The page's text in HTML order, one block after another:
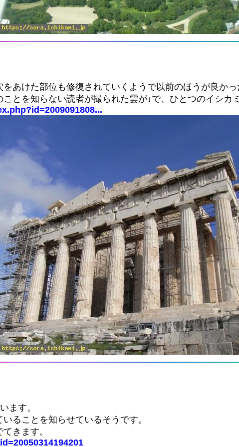
あけた部位も修復されていくようで以前のほうが良かっ
とを知らない読者が撮られた雲が↓で、ひとつのイシカ
ます。
ることを知らせているそうです。
きます。